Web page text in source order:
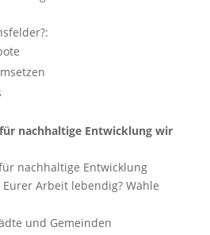
nachhaltige Entwicklung wir
nachhaltige Entwicklung
Arbeit lebendig? Wähle
und Gemeinden